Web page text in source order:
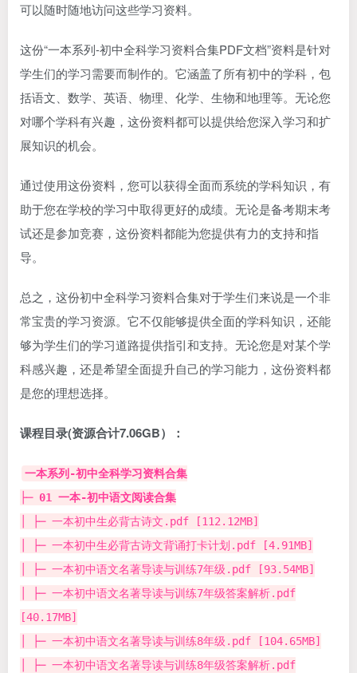
可以随时随地访问这些学习资料。
这份“一本系列-初中全科学习资料合集PDF文档”资料是针对
学生们的学习需要而制作的。它涵盖了所有初中的学科，包
括语文、数学、英语、物理、化学、生物和地理等。无论您
对哪个学科有兴趣，这份资料都可以提供给您深入学习和扩
展知识的机会。
通过使用这份资料，您可以获得全面而系统的学科知识，有
助于您在学校的学习中取得更好的成绩。无论是备考期末考
试还是参加竞赛，这份资料都能为您提供有力的支持和指
导。
总之，这份初中全科学习资料合集对于学生们来说是一个非
常宝贵的学习资源。它不仅能够提供全面的学科知识，还能
够为学生们的学习道路提供指引和支持。无论您是对某个学
科感兴趣，还是希望全面提升自己的学习能力，这份资料都
是您的理想选择。
课程目录(资源合计7.06GB）：
一本系列-初中全科学习资料合集
├─ 01 一本-初中语文阅读合集
│ ├─ 一本初中生必背古诗文.pdf [112.12MB]
│ ├─ 一本初中生必背古诗文背诵打卡计划.pdf [4.91MB]
│ ├─ 一本初中语文名著导读与训练7年级.pdf [93.54MB]
│ ├─ 一本初中语文名著导读与训练7年级答案解析.pdf
[40.17MB]
│ ├─ 一本初中语文名著导读与训练8年级.pdf [104.65MB]
│ ├─ 一本初中语文名著导读与训练8年级答案解析.pdf